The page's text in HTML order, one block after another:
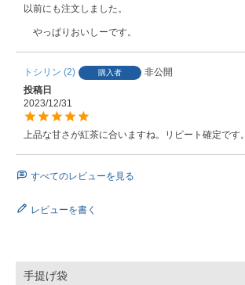
以前にも注文しました。
やっぱりおいしーです。
トシリン 2 購入者
非公開
投稿日
2023/12/31
上品な甘さが紅茶に合いますね。リピート確定です。
すべてのレビューを見る
レビューを書く
手提げ袋